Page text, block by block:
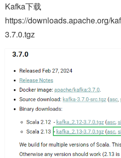
Kafka下载
https://downloads.apache.org/
3.7.0.tgz